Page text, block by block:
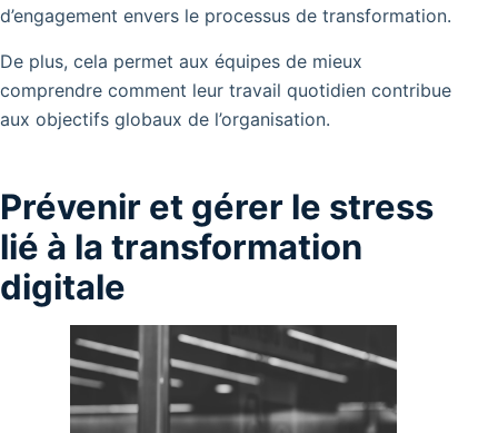
d’engagement envers le processus de transformation.
De plus, cela permet aux équipes de mieux
comprendre comment leur travail quotidien contribue
aux objectifs globaux de l’organisation.
Prévenir et gérer le stress
lié à la transformation
digitale